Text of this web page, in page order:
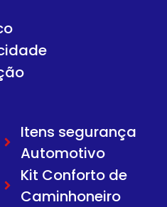
Itens segurança
Automotivo
Kit Conforto de
Caminhoneiro